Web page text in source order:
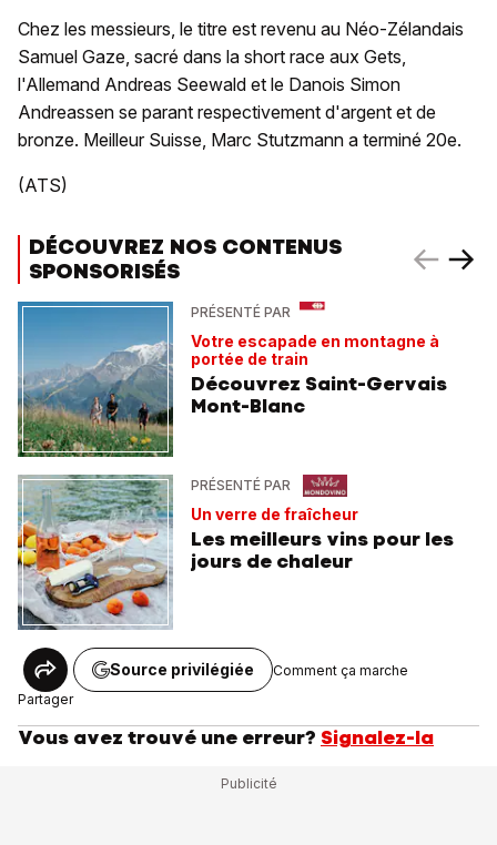
Chez les messieurs, le titre est revenu au Néo-Zélandais
Samuel Gaze, sacré dans la short race aux Gets,
l'Allemand Andreas Seewald et le Danois Simon
Andreassen se parant respectivement d'argent et de
bronze. Meilleur Suisse, Marc Stutzmann a terminé 20e.
(ATS)
DÉCOUVREZ NOS CONTENUS
SPONSORISÉS
PRÉSENTÉ PAR
Votre escapade en montagne à
portée de train
Découvrez Saint-Gervais
Mont-Blanc
PRÉSENTÉ PAR
Un verre de fraîcheur
Les meilleurs vins pour les
jours de chaleur
Partager
Source privilégiée Comment ça marche
Vous avez trouvé une erreur? Signalez-la